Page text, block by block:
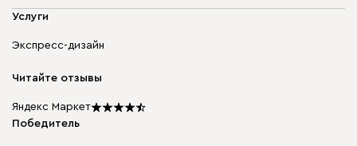
Доставка и оплата
диван.клуб
Карьера
Подарочные сертификаты
Мы в прессе
Мягкая мебель
Бескаркасная мебель
Столы и стулья
Услуги
Экспресс-дизайн
Читайте отзывы
Яндекс Маркет
Победитель